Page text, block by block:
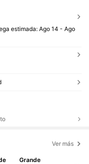
estimada:Ago 14 - Ago
Ver más
Grande